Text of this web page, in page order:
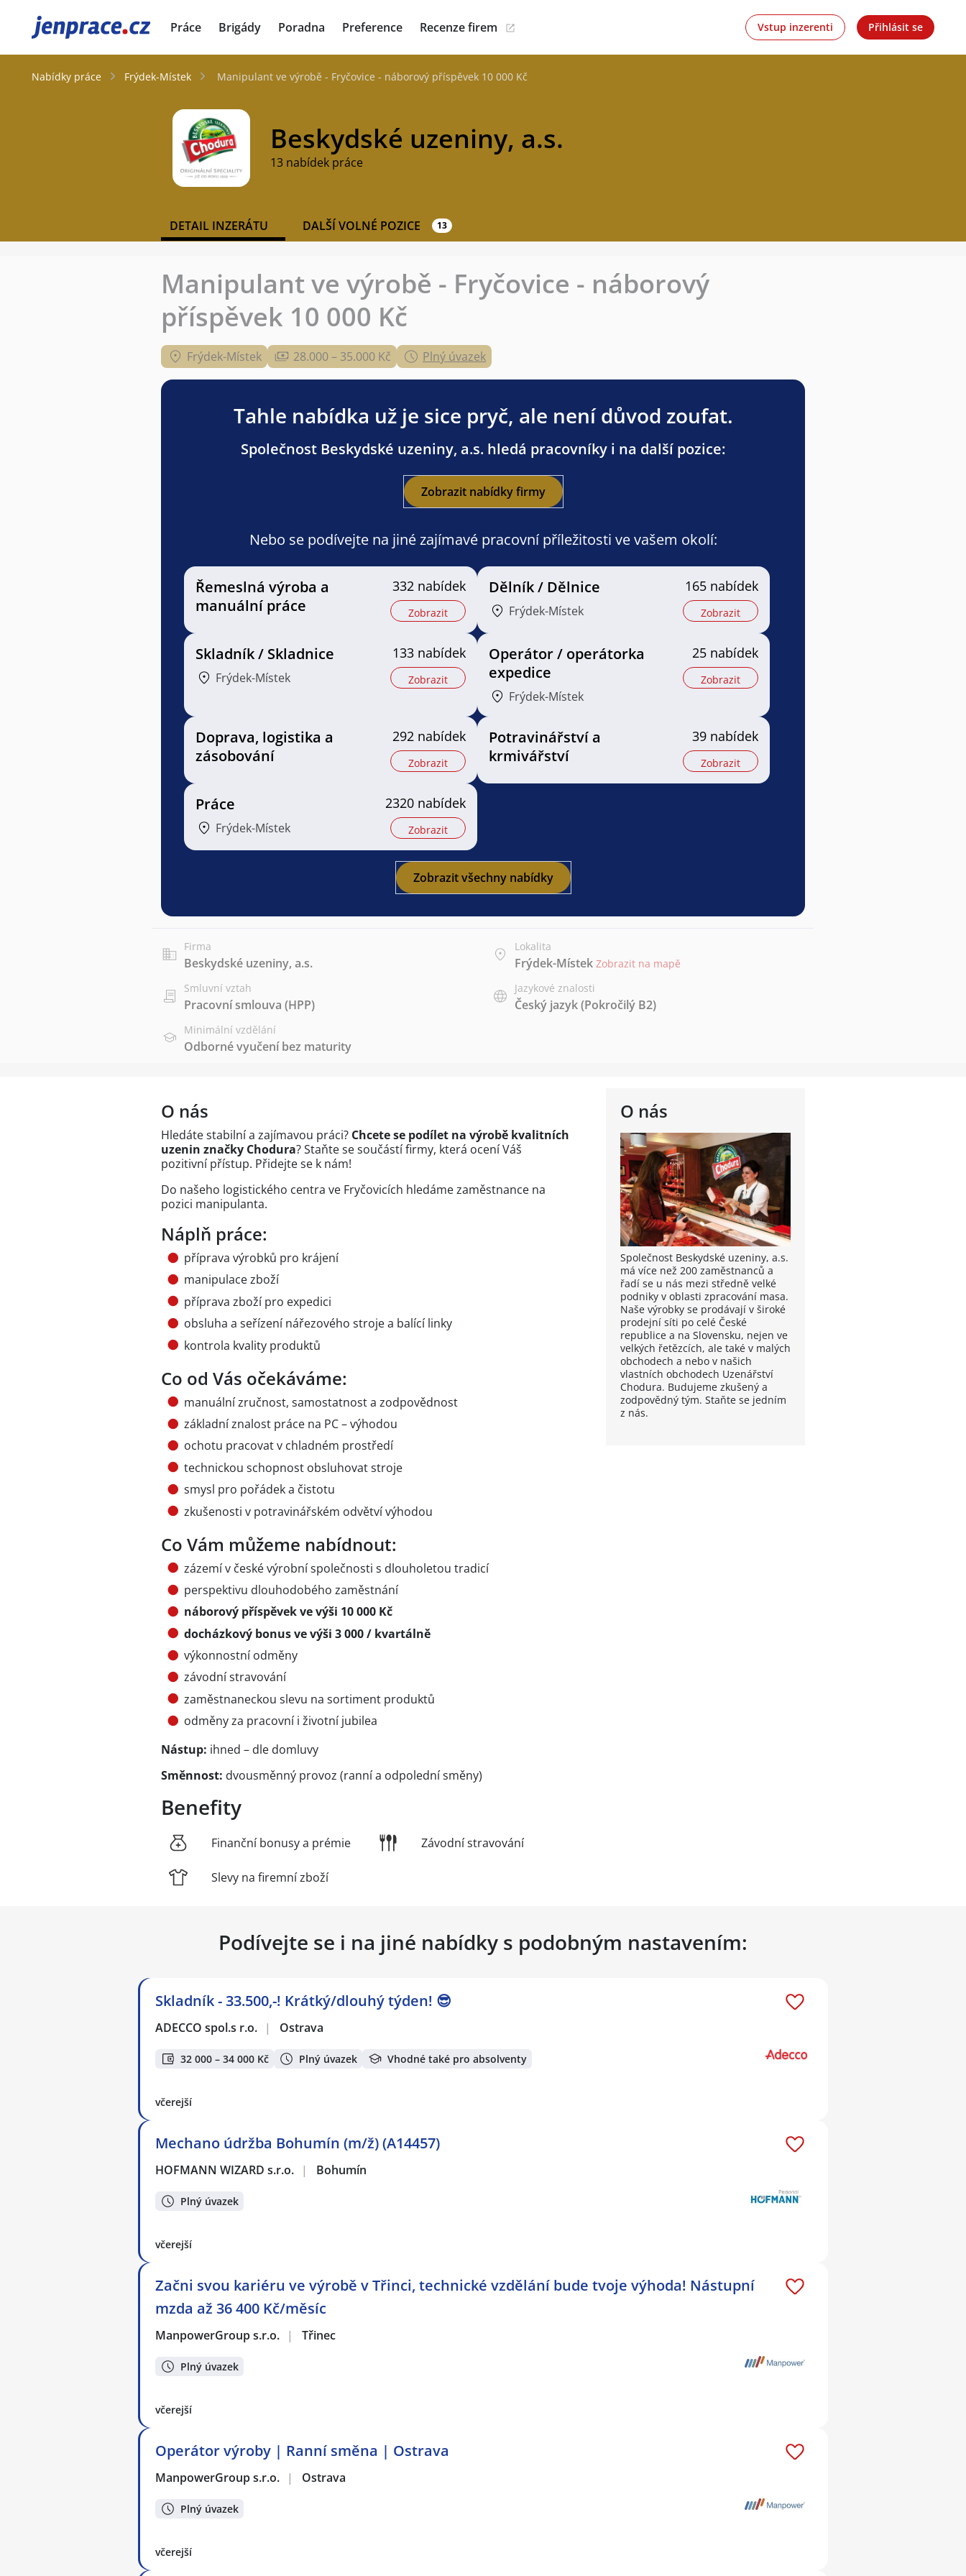
JenPráce.cz Práce Brigády Poradna Preference Recenze firem Vstup inzerenti Přihlásit se
Nabídky práce Frýdek-Místek Manipulant ve výrobě - Fryčovice - náborový příspěvek 10 000 Kč
Beskydské uzeniny, a.s.
13 nabídek práce
DETAIL INZERÁTU DALŠÍ VOLNÉ POZICE 13
Manipulant ve výrobě - Fryčovice - náborový
příspěvek 10 000 Kč
Frýdek-Místek 28.000 – 35.000 Kč Plný úvazek
Tahle nabídka už je sice pryč, ale není důvod zoufat.
Společnost Beskydské uzeniny, a.s. hledá pracovníky i na další pozice:
Zobrazit nabídky firmy
Nebo se podívejte na jiné zajímavé pracovní příležitosti ve vašem okolí:
Řemeslná výroba a
manuální práce
332 nabídek
Zobrazit
Dělník / Dělnice
Frýdek-Místek
165 nabídek
Zobrazit
Skladník / Skladnice
Frýdek-Místek
133 nabídek
Zobrazit
Operátor / operátorka
expedice
Frýdek-Místek
25 nabídek
Zobrazit
Doprava, logistika a
zásobování
292 nabídek
Zobrazit
Potravinářství a
krmivářství
39 nabídek
Zobrazit
Práce
Frýdek-Místek
2320 nabídek
Zobrazit
Zobrazit všechny nabídky
Firma
Beskydské uzeniny, a.s.
Lokalita
Frýdek-Místek Zobrazit na mapě
Smluvní vztah
Pracovní smlouva (HPP)
Jazykové znalosti
Český jazyk(Pokročilý B2)
Minimální vzdělání
Odborné vyučení bez maturity
O nás
Společnost Beskydské uzeniny, a.s.
má více než 200 zaměstnanců a
řadí se u nás mezi středně velké
podniky v oblasti zpracování masa.
Naše výrobky se prodávají v široké
prodejní síti po celé České
republice a na Slovensku, nejen ve
velkých řetězcích, ale také v malých
obchodech a nebo v našich
vlastních obchodech Uzenářství
Chodura. Budujeme zkušený a
zodpovědný tým. Staňte se jedním
z nás.
O nás
Hledáte stabilní a zajímavou práci? Chcete se podílet na výrobě kvalitních
uzenin značky Chodura? Staňte se součástí firmy, která ocení Váš
pozitivní přístup. Přidejte se k nám!
Do našeho logistického centra ve Fryčovicích hledáme zaměstnance na
pozici manipulanta.
Náplň práce:
příprava výrobků pro krájení
manipulace zboží
příprava zboží pro expedici
obsluha a seřízení nářezového stroje a balící linky
kontrola kvality produktů
Co od Vás očekáváme:
manuální zručnost, samostatnost a zodpovědnost
základní znalost práce na PC – výhodou
ochotu pracovat v chladném prostředí
technickou schopnost obsluhovat stroje
smysl pro pořádek a čistotu
zkušenosti v potravinářském odvětví výhodou
Co Vám můžeme nabídnout:
zázemí v české výrobní společnosti s dlouholetou tradicí
perspektivu dlouhodobého zaměstnání
náborový příspěvek ve výši 10 000 Kč
docházkový bonus ve výši 3 000 / kvartálně
výkonnostní odměny
závodní stravování
zaměstnaneckou slevu na sortiment produktů
odměny za pracovní i životní jubilea
Nástup: ihned – dle domluvy
Směnnost: dvousměnný provoz (ranní a odpolední směny)
Benefity
Finanční bonusy a prémie
Slevy na firemní zboží
Závodní stravování
Podívejte se i na jiné nabídky s podobným nastavením:
Skladník - 33.500,-! Krátký/dlouhý týden! 😎
ADECCO spol.s r.o. | Ostrava
32 000 – 34 000 Kč Plný úvazek Vhodné také pro absolventy
včerejší
Mechano údržba Bohumín (m/ž) (A14457)
HOFMANN WIZARD s.r.o. | Bohumín
Plný úvazek
včerejší
Začni svou kariéru ve výrobě v Třinci, technické vzdělání bude tvoje výhoda! Nástupní
mzda až 36 400 Kč/měsíc
ManpowerGroup s.r.o. | Třinec
Plný úvazek
včerejší
Operátor výroby | Ranní směna | Ostrava
ManpowerGroup s.r.o. | Ostrava
Plný úvazek
včerejší